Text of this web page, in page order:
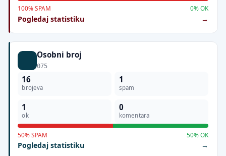
100% SPAM 0% OK
Pogledaj statistiku
Osobni broj
075
16
brojeva
1
spam
1
ok
0
komentara
50% SPAM 50% OK
Pogledaj statistiku